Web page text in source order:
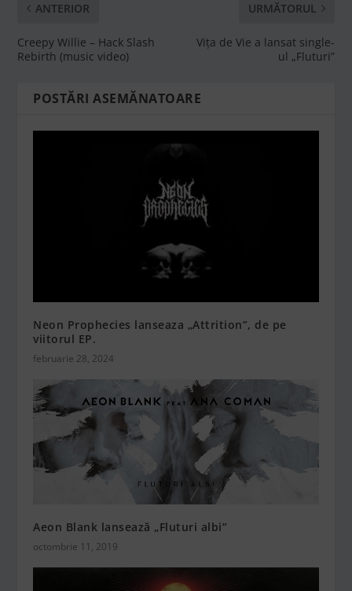
ANTERIOR
Creepy Willie – Hack Slash
Rebirth (music video)
URMĂTORUL
Viţa de Vie a lansat single-
ul „Fluturi”
POSTĂRI ASEMĂNATOARE
Neon Prophecies lanseaza „Attrition”, de pe
viitorul EP.
februarie 28, 2024
Aeon Blank lansează „Fluturi albi”
octombrie 11, 2019